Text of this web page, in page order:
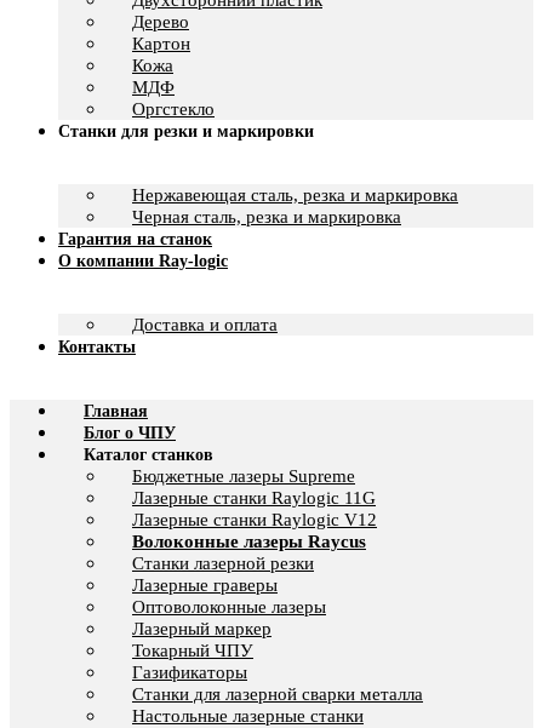
Дерево
Картон
Кожа
МДФ
Оргстекло
Станки для резки и маркировки
Нержавеющая сталь, резка и маркировка
Черная сталь, резка и маркировка
Гарантия на станок
О компании Ray-logic
Доставка и оплата
Контакты
Главная
Блог о ЧПУ
Каталог станков
Бюджетные лазеры Supreme
Лазерные станки Raylogic 11G
Лазерные станки Raylogic V12
Волоконные лазеры Raycus
Станки лазерной резки
Лазерные граверы
Оптоволоконные лазеры
Лазерный маркер
Токарный ЧПУ
Газификаторы
Cтанки для лазерной сварки металла
Настольные лазерные станки